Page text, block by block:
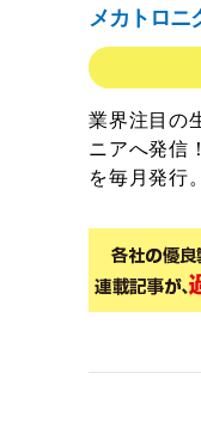
メカトロニ
業界注目の
ニアへ発信
を毎月発行。